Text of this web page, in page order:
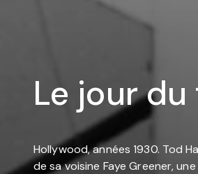
Le jour du
Hollywood, années 1930. Tod
de sa voisine Faye Greener,